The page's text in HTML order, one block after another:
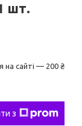
шт.
на сайті — 200 ₴
з